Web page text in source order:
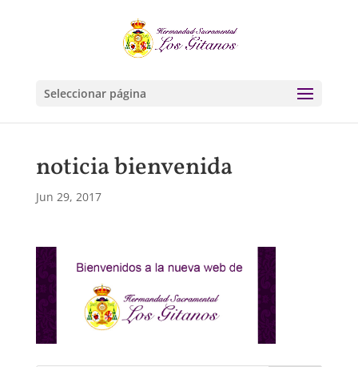
Seleccionar página
noticia bienvenida
Jun 29, 2017